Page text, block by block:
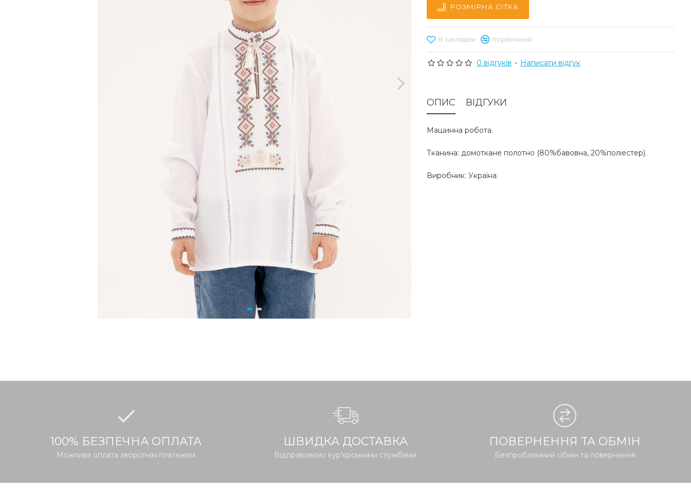
0 відгуків - Написати відгук
РОЗМІРНА СІТКА
В закладки порівняння
ОПИС ВІДГУКИ
Машинна робота.
Тканина: домоткане полотно (80%бавовна, 20%поліестер).
Виробник: Україна.
100% БЕЗПЕЧНА ОПЛАТА
Можлива оплата зворотнім платежем
ШВИДКА ДОСТАВКА
Відправляємо кур'єрськими службами
ПОВЕРНЕННЯ ТА ОБМІН
Безпроблемний обмін та повернення